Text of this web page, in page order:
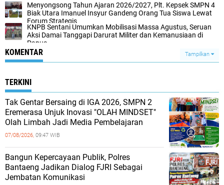
Menyongsong Tahun Ajaran 2026/2027, Plt. Kepsek SMPN 4
Biak Utara Imanuel Insyur Gandeng Orang Tua Siswa Lewat
Forum Strategis
KNPB Sentani Umumkan Mobilisasi Massa Agustus, Seruan
Aksi Damai Tanggapi Darurat Militer dan Kemanusiaan di
Papua
KOMENTAR Tampilkan
TERKINI
Tak Gentar Bersaing di IGA 2026, SMPN 2
Eremerasa Unjuk Inovasi "OLAH MINDSET"
Olah Limbah Jadi Media Pembelajaran
07/08/2026, 09:47 WIB
Bangun Kepercayaan Publik, Polres
Bantaeng Jadikan Dialog FJRI Sebagai
Jembatan Komunikasi